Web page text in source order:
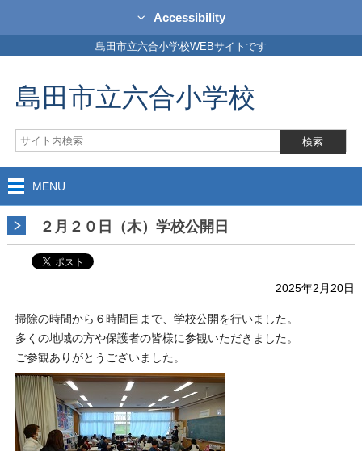
Accessibility
島田市立六合小学校WEBサイトです
島田市立六合小学校
MENU
２月２０日（木）学校公開日
2025年2月20日
掃除の時間から６時間目まで、学校公開を行いました。
多くの地域の方や保護者の皆様に参観いただきました。
ご参観ありがとうございました。